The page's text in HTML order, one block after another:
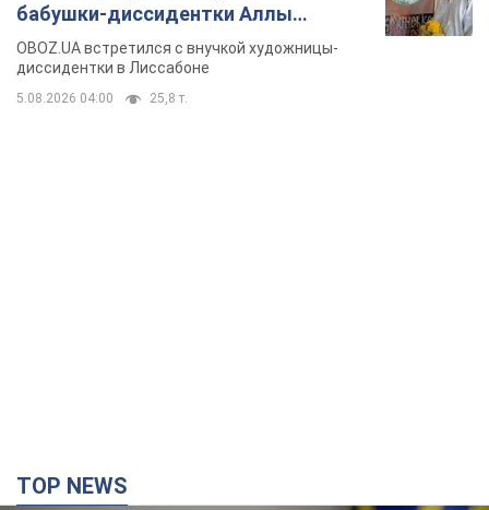
бабушки-диссидентки Аллы
Горской, критике сына Стуса и
бегстве в Португалию с пятью
детьми
OBOZ.UA встретился с внучкой художницы-
диссидентки в Лиссабоне
5.08.2026 04:00 25,8 т.
TOP NEWS